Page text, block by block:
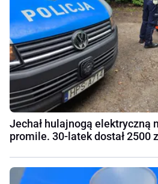
Jechał hulajnogą elektryczną
promile. 30-latek dostał 2500